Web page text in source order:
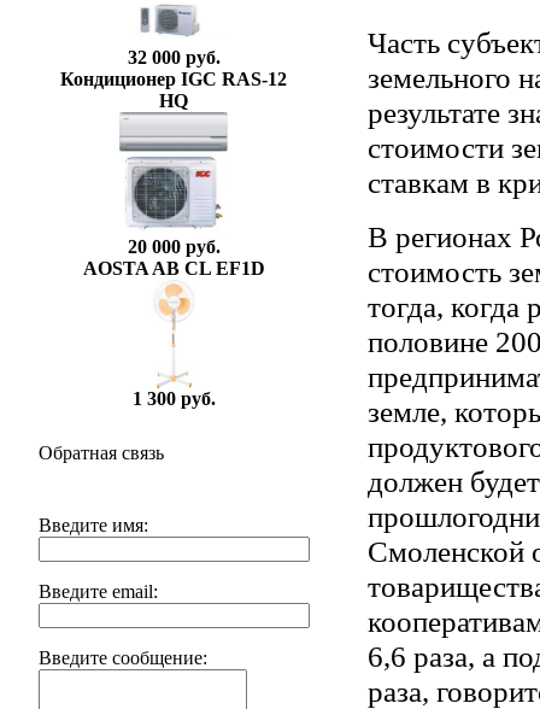
32 000 руб.
Кондиционер IGC RAS-12
HQ
20 000 руб.
AOSTA AB CL EF1D
1 300 руб.
Обратная связь
Введите имя:
Введите email:
Введите сообщение:
Часть
земельного
результате
стоимости
ставкам в
В регионах
стоимость
тогда,
половине
земле,
должен
Смоленской
6,6 раза, а
раза,